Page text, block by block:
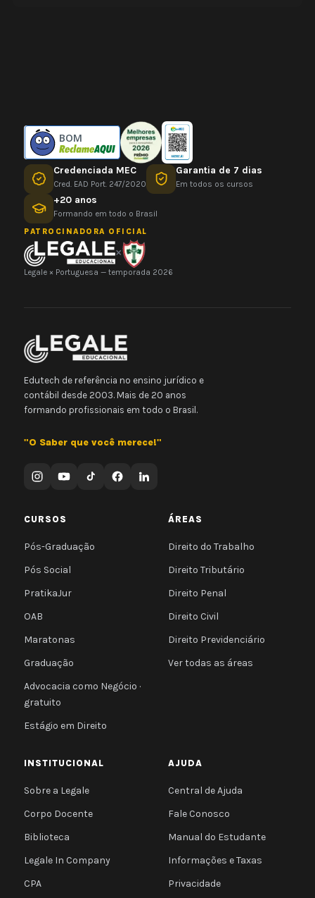
BOM
Credenciada MEC
Cred. EAD Port. 247/2020
Garantia de 7 dias
Em todos os cursos
+20 anos
Formando em todo o Brasil
PATROCINADORA OFICIAL
×
Legale × Portuguesa — temporada 2026
Edutech de referência no ensino jurídico e
contábil desde 2003. Mais de 20 anos
formando profissionais em todo o Brasil.
"O Saber que você merece!"
CURSOS
Pós-Graduação
Pós Social
PratikaJur
OAB
Maratonas
Graduação
Advocacia como Negócio ·
gratuito
Estágio em Direito
ÁREAS
Direito do Trabalho
Direito Tributário
Direito Penal
Direito Civil
Direito Previdenciário
Ver todas as áreas
INSTITUCIONAL
Sobre a Legale
Corpo Docente
Biblioteca
Legale In Company
CPA
AJUDA
Central de Ajuda
Fale Conosco
Manual do Estudante
Informações e Taxas
Privacidade